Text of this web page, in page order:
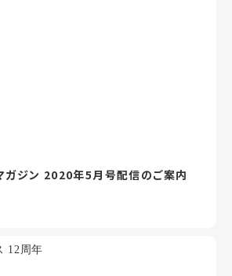
ガジン 2020年5月号配信のご案内